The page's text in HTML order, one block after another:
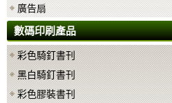
廣告扇
數碼印刷產品
彩色騎釘書刊
黑白騎釘書刊
彩色膠裝書刊